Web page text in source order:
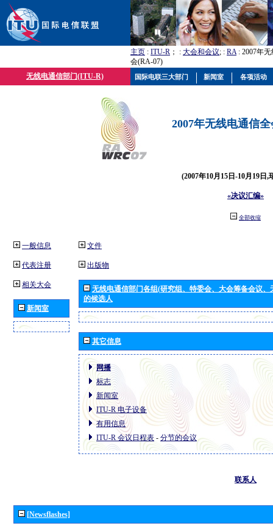
主页 : ITU-R ； : 大会和会议; : RA: 2007年
会(RA-07)
无线电通信部门(ITU-R)
2007年无线电通信
(2007年10月15日-10月19日,
«决议汇编»
全部收缩
一般信息
代表注册
相关大会
新闻室
文件
出版物
无线电通信部门各组(研究组、特委会、大会筹备会议
的候选人
其它信息
网播
标志
新闻室
ITU-R 电子设备
有用信息
ITU-R 会议日程表 - 分节的会议
联系人
[Newsflashes]
国际电联三大部门 新闻室 各项活动